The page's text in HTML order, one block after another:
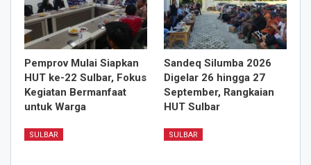
Pemprov Mulai Siapkan
HUT ke-22 Sulbar, Fokus
Kegiatan Bermanfaat
untuk Warga
Sandeq Silumba 2026
Digelar 26 hingga 27
September, Rangkaian
HUT Sulbar
SULBAR SULBAR